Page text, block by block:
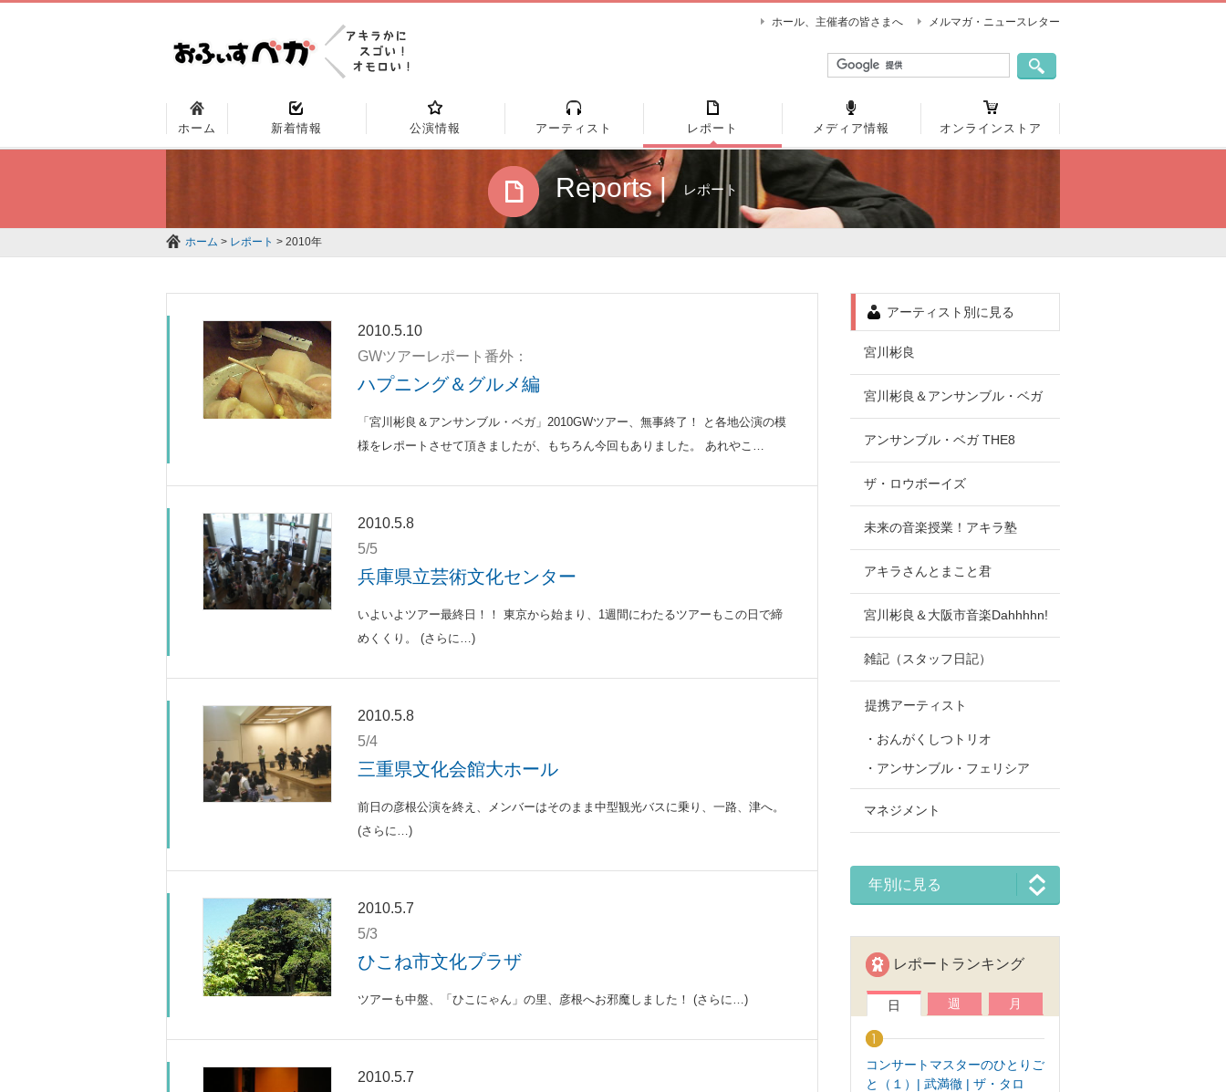
ホール、主催者の皆さまへ メルマガ・ニュースレター
ホーム 新着情報 公演情報 アーティスト レポート メディア情報 オンラインストア
Reports | レポート
ホーム > レポート > 2010年
2010.5.10
GWツアーレポート番外：
ハプニング＆グルメ編
「宮川彬良＆アンサンブル・ベガ」2010GWツアー、無事終了！ と各地公演の模
様をレポートさせて頂きましたが、もちろん今回もありました。 あれやこ…
2010.5.8
5/5
兵庫県立芸術文化センター
いよいよツアー最終日！！ 東京から始まり、1週間にわたるツアーもこの日で締
めくくり。 (さらに…)
2010.5.8
5/4
三重県文化会館大ホール
前日の彦根公演を終え、メンバーはそのまま中型観光バスに乗り、一路、津へ。
(さらに…)
2010.5.7
5/3
ひこね市文化プラザ
ツアーも中盤、「ひこにゃん」の里、彦根へお邪魔しました！ (さらに…)
2010.5.7
アーティスト別に見る
宮川彬良
宮川彬良＆アンサンブル・ベガ
アンサンブル・ベガ THE8
ザ・ロウボーイズ
未来の音楽授業！アキラ塾
アキラさんとまこと君
宮川彬良＆大阪市音楽Dahhhhn!
雑記（スタッフ日記）
提携アーティスト
・おんがくしつトリオ
・アンサンブル・フェリシア
マネジメント
年別に見る
レポートランキング
日 週 月
コンサートマスターのひとりご
と（１）| 武満徹 | ザ・タロ